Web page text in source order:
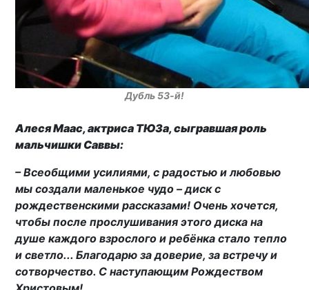
Дубль 53-й!
Алеся Маас, актриса ТЮЗа, сыгравшая роль
мальчишки Саввы:
– Всеобщими усилиями, с радостью и любовью
мы создали маленькое чудо – диск с
рождественскими рассказами! Очень хочется,
чтобы после прослушивания этого диска на
душе каждого взрослого и ребёнка стало тепло
и светло... Благодарю за доверие, за встречу и
сотворчество. С наступающим Рождеством